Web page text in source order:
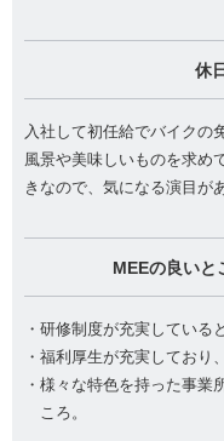
休
入社して初任給でバイクの
風景や美味しいものを求め
きなので、気になる演目が
MEEの良いと
・研修制度が充実している
・福利厚生が充実しており
・様々な特色を持った事業
ころ。